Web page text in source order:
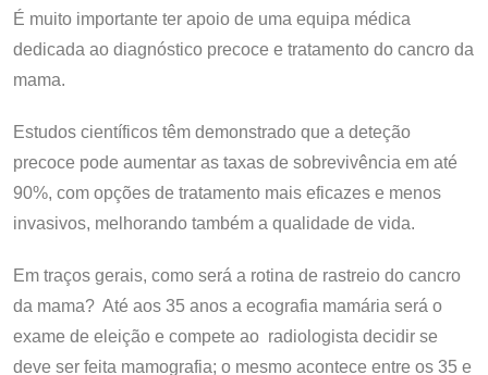
É muito importante ter apoio de uma equipa médica
dedicada ao diagnóstico precoce e tratamento do cancro da
mama.
Estudos científicos têm demonstrado que a deteção
precoce pode aumentar as taxas de sobrevivência em até
90%, com opções de tratamento mais eficazes e menos
invasivos, melhorando também a qualidade de vida.
Em traços gerais, como será a rotina de rastreio do cancro
da mama? Até aos 35 anos a ecografia mamária será o
exame de eleição e compete ao radiologista decidir se
deve ser feita mamografia; o mesmo acontece entre os 35 e